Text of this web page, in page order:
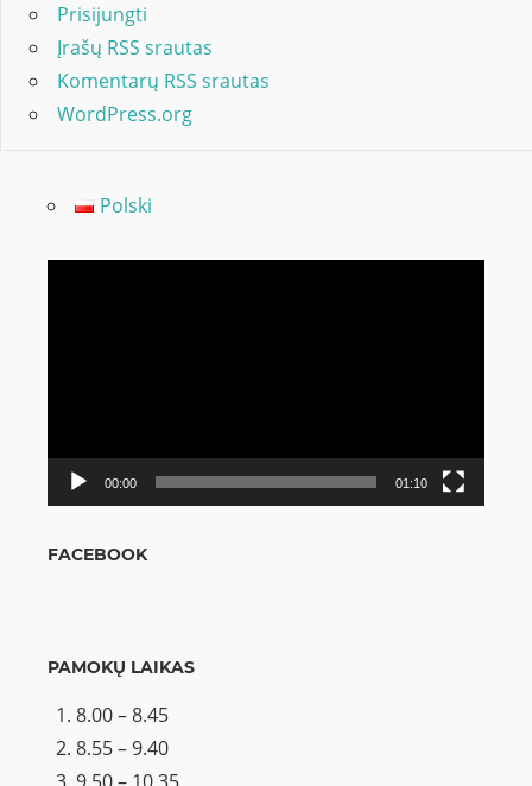
Prisijungti
Įrašų RSS srautas
Komentarų RSS srautas
WordPress.org
Polski
00:00 01:10
FACEBOOK
PAMOKŲ LAIKAS
8.00 – 8.45
8.55 – 9.40